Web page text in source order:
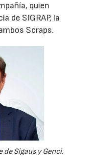
quien
de SIGRAP, la
Scraps.
Sigaus y Genci.